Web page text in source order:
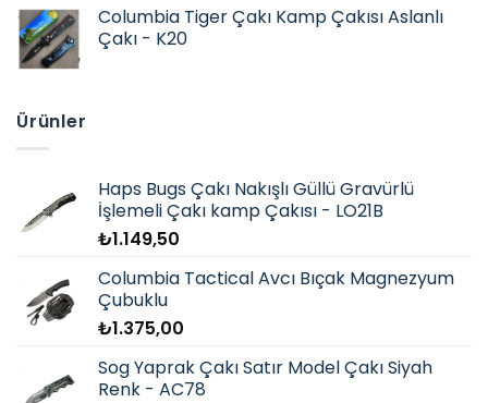
aldı
Columbia Tiger Çakı Kamp Çakısı Aslanlı
Çakı - K20
Ürünler
Haps Bugs Çakı Nakışlı Güllü Gravürlü
İşlemeli Çakı kamp Çakısı - LO21B
₺1.149,50
Columbia Tactical Avcı Bıçak Magnezyum
Çubuklu
₺1.375,00
Sog Yaprak Çakı Satır Model Çakı Siyah
Renk - AC78